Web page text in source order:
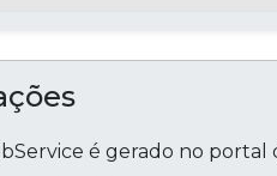
é gerado no portal